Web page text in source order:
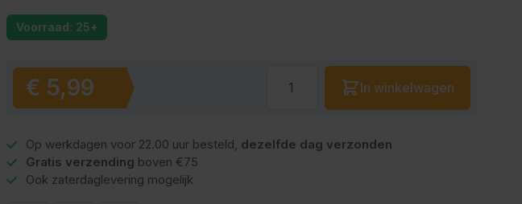
Voorraad: 25+
€ 5,99
In winkelwagen
Op werkdagen voor 22.00 uur besteld, dezelfde dag verzonden
Gratis verzending boven €75
Ook zaterdaglevering mogelijk